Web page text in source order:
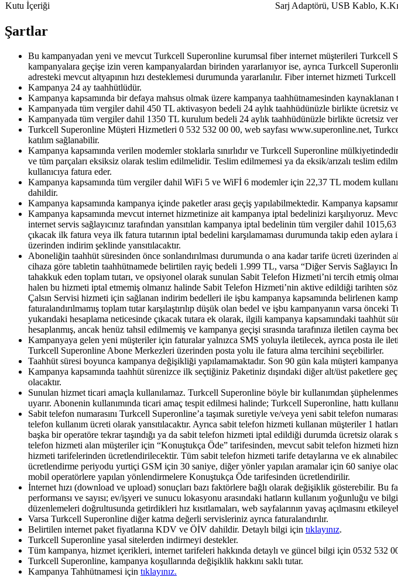
​Kutu İçeriği​
Sarj Adaptörü, USB Kablo,
Şartlar
​Bu kampanyadan yeni ve mevcut Turkcell Superonline kurumsal fiber internet müşterileri Turkcell
kampanyalara geçişe izin veren kampanyalardan birinden yararlanıyor ise, ayrıca Turkcell
adresteki mevcut altyapının hızı desteklemesi durumunda yararlanılır. Fiber internet hizmeti
Kampanya 24 ay taahhütlüdür.
Kampanya kapsamında bir defaya mahsus olmak üzere kampanya taahhütnamesinden kaynaklanan
Kampanyada tüm vergiler dahil 450 TL aktivasyon bedeli 24 aylık taahhüdünüzle birlikte ücretsiz
Kampanyada tüm vergiler dahil 1350 TL kurulum bedeli 24 aylık taahhüdünüzle birlikte ücretsiz
Turkcell Superonline Müşteri Hizmetleri 0 532 532 00 00, web sayfası www.superonline.net,
katılım sağlanabilir.
Kampanya kapsamında verilen modemler stoklarla sınırlıdır ve Turkcell Superonline
ve tüm parçaları eksiksiz olarak teslim edilmelidir. Teslim edilmemesi ya da eksik/arızalı teslim
kullanıcıya fatura eder.
Kampanya kapsamında tüm vergiler dahil WiFi 5 ve WiFİ 6 modemler için 22,37 TL modem
dahildir.
Kampanya kapsamında kampanya içinde paketler arası geçiş yapılabilmektedir. Kampanya
Kampanya kapsamında mevcut internet hizmetinize ait kampanya iptal bedelinizi karşılıyoruz.
internet servis sağlayıcınız tarafından yansıtılan kampanya iptal bedelinin tüm vergiler dahil
çıkacak ilk fatura veya ilk fatura tutarının iptal bedelini karşılamaması durumunda takip eden
üzerinden indirim şeklinde yansıtılacaktır.
Aboneliğin taahhüt süresinden önce sonlandırılması durumunda o ana kadar tarife ücreti
cihaza göre tabletin taahhütnamede belirtilen rayiç bedeli 1.999 TL, varsa “Diğer Servis Sağlayıcı
tahakkuk eden toplam tutarı, ve opsiyonel olarak sunulan Sabit Telefon Hizmeti’ni tercih etmiş
halen bu hizmeti iptal etmemiş olmanız halinde Sabit Telefon Hizmeti’nin aktive edildiği tarihten
Çalsın Servisi hizmeti için sağlanan indirim bedelleri ile işbu kampanya kapsamında belirlenen
faturalandırılmamış toplam tutar karşılaştırılıp düşük olan bedel ve işbu kampanyanın varsa
yukarıdaki hesaplama neticesinde çıkacak tutara ek olarak, ilgili kampanya kapsamındaki
hesaplanmış, ancak henüz tahsil edilmemiş ve kampanya geçişi sırasında tarafınıza iletilen cayma
Kampanyaya gelen yeni müşteriler için faturalar yalnızca SMS yoluyla iletilecek, ayrıca posta ile
Turkcell Superonline Abone Merkezleri üzerinden posta yolu ile fatura alma tercihini seçebilirler.
Taahhüt süresi boyunca kampanya değişikliği yapılamamaktadır. Son 90 gün kala müşteri
Kampanya kapsamında taahhüt sürenizce ilk seçtiğiniz Paketiniz dışındaki diğer alt/üst paketlere
olacaktır.
Sunulan hizmet ticari amaçla kullanılamaz. Turkcell Superonline böyle bir kullanımdan
uyarır. Abonenin kullanımında ticari amaç tespit edilmesi halinde; Turkcell Superonline, hattı
Sabit telefon numarasını Turkcell Superonline’a taşımak suretiyle ve/veya yeni sabit telefon
telefon kullanım ücreti olarak yansıtılacaktır. Ayrıca sabit telefon hizmeti kullanan müşteriler 1
başka bir operatöre tekrar taşındığı ya da sabit telefon hizmeti iptal edildiği durumda ücretsiz
telefon hizmeti alan müşteriler için “Konuştukça Öde” tarifesinden, mevcut sabit telefon hizmeti
hizmeti tarifelerinden ücretlendirilecektir. Tüm sabit telefon hizmeti tarife detaylarına ve ek
ücretlendirme periyodu yurtiçi GSM için 30 saniye, diğer yönler yapılan aramalar için 60 saniye
mobil operatörlere yapılan yönlendirmelere Konuştukça Öde tarifesinden ücretlendirilir.
İnternet hızı (download ve upload) sonuçları bazı faktörlere bağlı olarak değişiklik gösterebilir.
performansı ve sayısı; ev/işyeri ve sunucu lokasyonu arasındaki hatların kullanım yoğunluğu ve
düzenlemeleri doğrultusunda getirdikleri hız kısıtlamaları, web sayfalarının yavaş açılmasını
Varsa Turkcell Superonline diğer katma değerli servisleriniz ayrıca faturalandırılır.
Belirtilen internet paket fiyatlarına KDV ve ÖİV dahildir. Detaylı bilgi için tıklayınız.
Turkcell Superonline yasal sitelerden indirmeyi destekler.
Tüm kampanya, hizmet içerikleri, internet tarifeleri hakkında detaylı ve güncel bilgi için 0532 532
Turkcell Superonline, kampanya koşullarında değişiklik hakkını saklı tutar.
Kampanya Tahhütnamesi için tıklayınız.